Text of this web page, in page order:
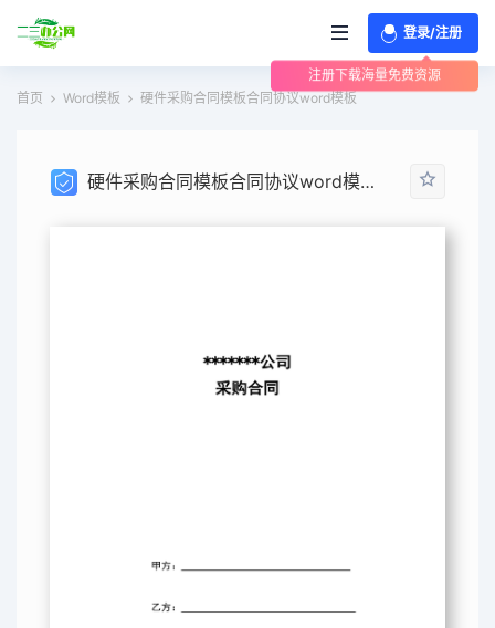
登录/注册
注册下载海量免费资源
首页
Word模板 硬件采购合同模板合同协议word模板
硬件采购合同模板合同协议word模板